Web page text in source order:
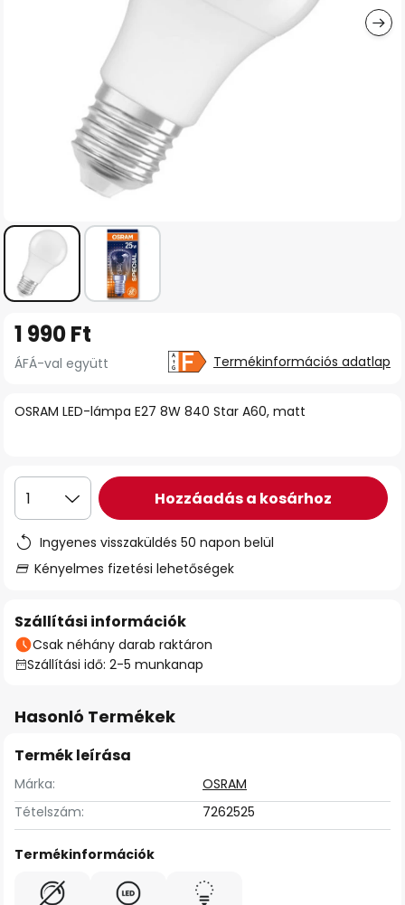
képgaléria
OSRAM LED-lámpa E27 8W 840 Star A60, matt
1 990 Ft
ÁFÁ-val együtt Termékinformációs adatlap
1 Hozzáadás a kosárhoz
Ingyenes visszaküldés 50 napon belül
Kényelmes fizetési lehetőségek
Szállítási információk
Csak néhány darab raktáron
Szállítási idő: 2-5 munkanap
Hasonló Termékek
Termék leírása
Márka:
OSRAM
Tételszám:
7262525
Termékinformációk